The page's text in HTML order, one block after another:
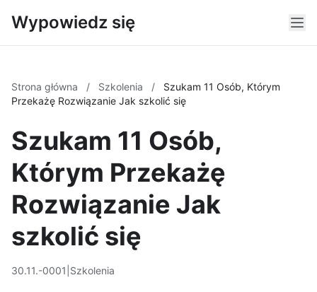
Wypowiedz się
Strona główna / Szkolenia /
Szukam 11 Osób, Którym
Przekażę Rozwiązanie Jak szkolić się
Szukam 11 Osób,
Którym Przekażę
Rozwiązanie Jak
szkolić się
30.11.-0001 Szkolenia